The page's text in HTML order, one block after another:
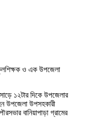
ও এক উপজেলা
১২টার দিকে উপজেলার
উপজেলা উপসহকারী
বানিয়াপাড়া গ্রামের